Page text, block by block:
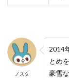
ノスタ
2014
とめ
豪雪